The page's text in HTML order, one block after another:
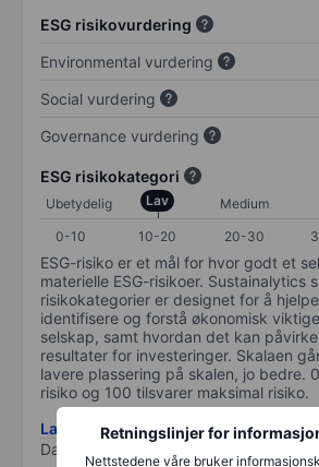
Retningslinjer for
Nettstedene våre bruker
ESG risikovurdering
Environmental vurdering
Social vurdering
Governance vurdering
ESG risikokategori
Ubetydelig Lav Medium
0-10
10-20 20-30
ESG-risiko er et mål for hvor godt et
materielle ESG-risikoer. Sustainalytics
risikokategorier er designet for å
identifisere og forstå økonomisk
selskap, samt hvordan det kan
resultater for investeringer. Skalaen
lavere plassering på skalen, jo bedre.
risiko og 100 tilsvarer maksimal risiko.
Last ned metodikk for ESG-risiko
Data levert av